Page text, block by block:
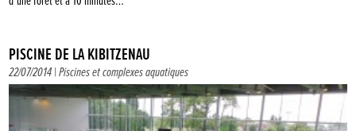
PISCINE DE LA KIBITZENAU
22/07/2014 |Piscines et complexes aquatiques